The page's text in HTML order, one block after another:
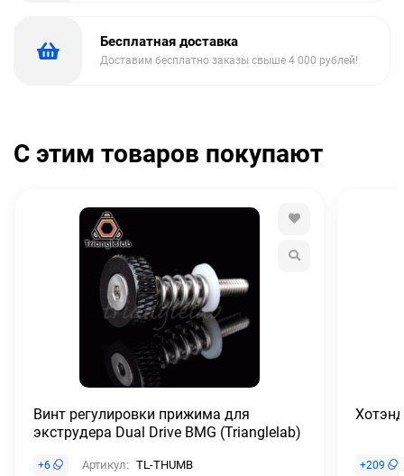
Бесплатная доставка
Доставим бесплатно заказы свыше 4 000 рублей!
С этим товаров покупают
Винт регулировки прижима для
экструдера Dual Drive BMG (Trianglelab)
+6 Артикул: TL-THUMB +209